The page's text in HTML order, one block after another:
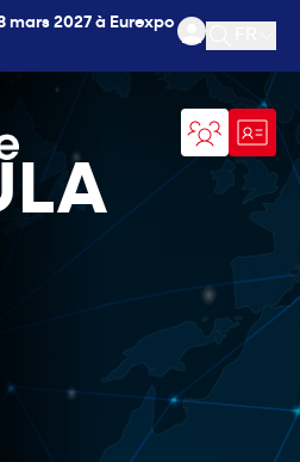
mars 2027 à Eurexpo
Ouvrir